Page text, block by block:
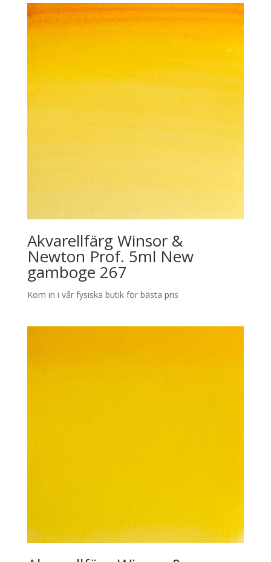
Akvarellfärg Winsor &
Newton Prof. 5ml New
gamboge 267
Kom in i vår fysiska butik för bästa pris